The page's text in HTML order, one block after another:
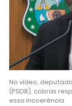
No vídeo,
(PSDB), cobras
essa incoerência